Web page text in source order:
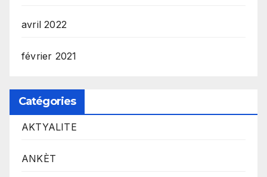
avril 2022
février 2021
Catégories
AKTYALITE
ANKÈT